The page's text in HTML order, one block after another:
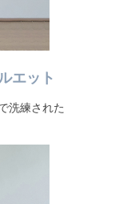
エット
洗練された